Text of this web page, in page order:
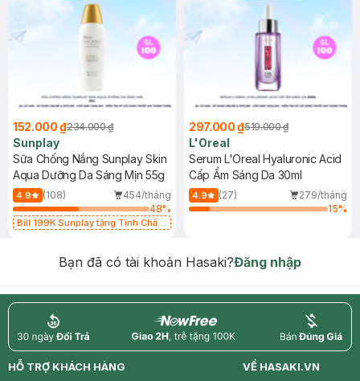
152.000 ₫234.000 ₫
Sunplay
Sữa Chống Nắng Sunplay Skin
Aqua Dưỡng Da Sáng Mịn 55g
4.9 (108)
454/tháng
48%
Bill 199K Sunplay tặng Tinh Chất
297.000 ₫519.000 ₫
L'Oreal
Serum L'Oreal Hyaluronic Acid
Cấp Ẩm Sáng Da 30ml
4.9 (27)
279/tháng
15%
Bạn đã có tài khoản Hasaki?Đăng nhập
return nowfree price
HỖ TRỢ KHÁCH HÀNG
VỀ HASAKI.VN